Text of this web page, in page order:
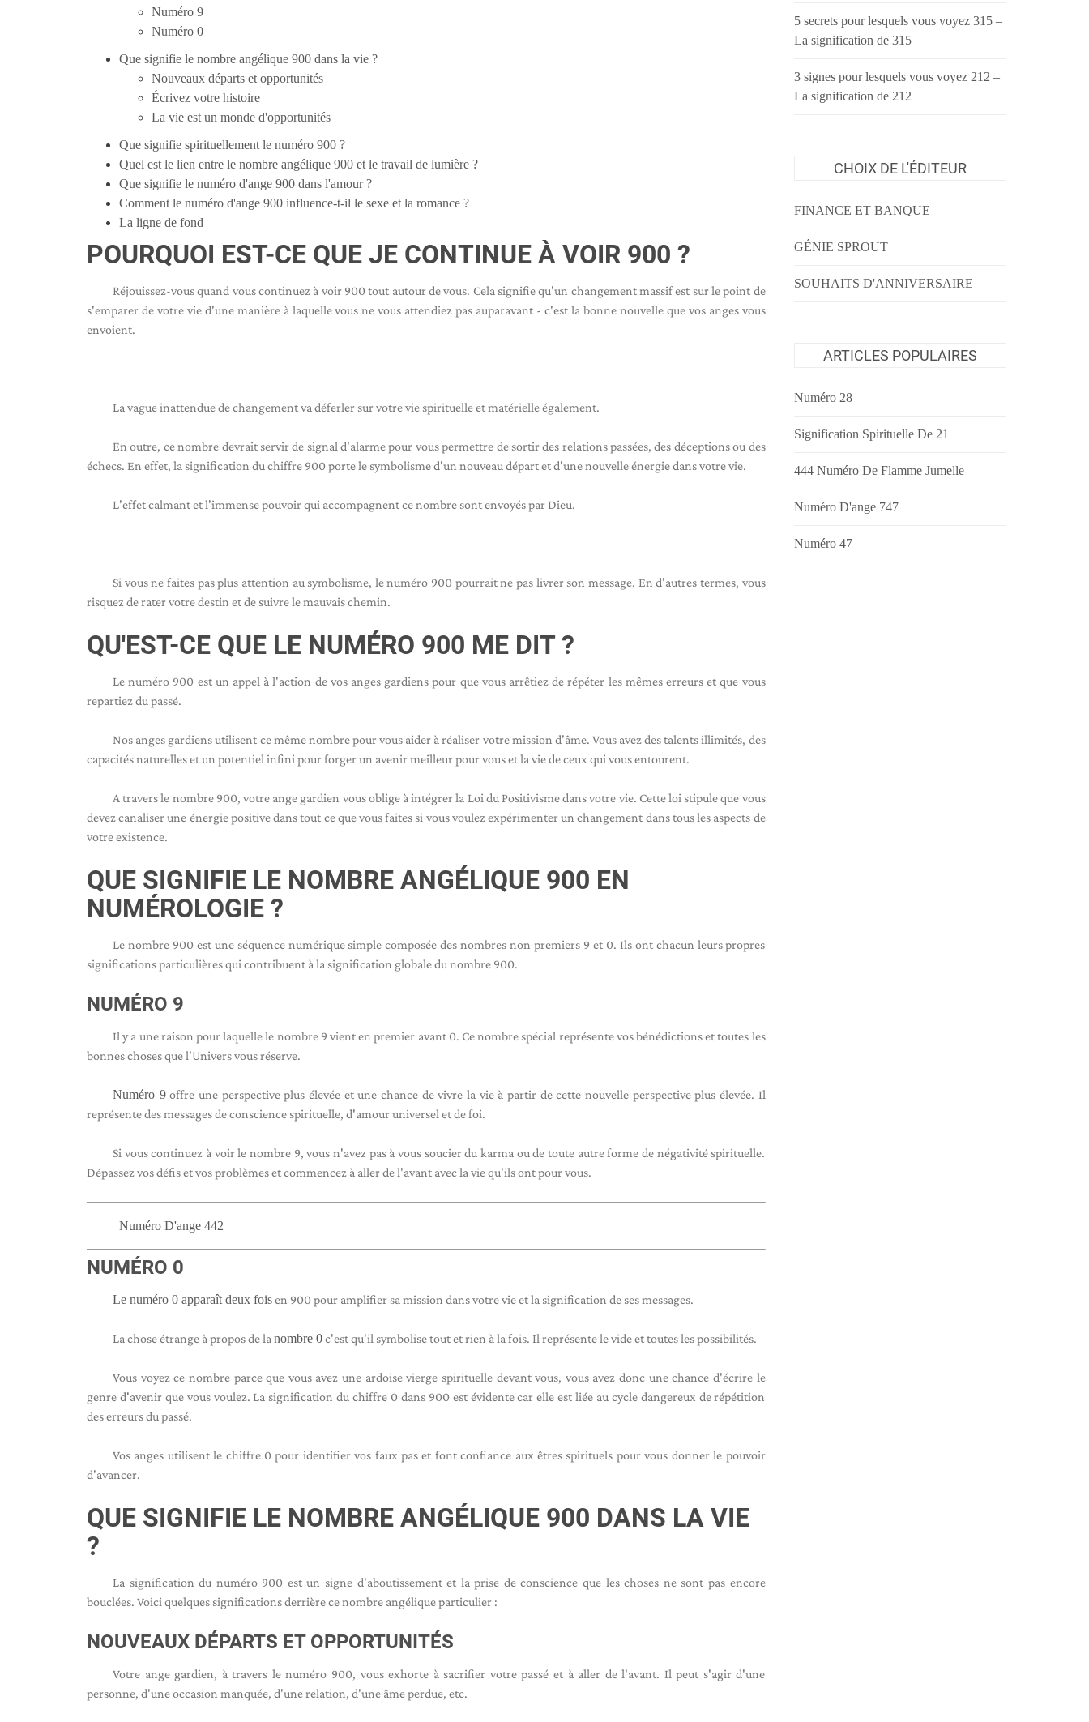
Numéro 9
Numéro 0
Que signifie le nombre angélique 900 dans la vie ?
Nouveaux départs et opportunités
Écrivez votre histoire
La vie est un monde d'opportunités
Que signifie spirituellement le numéro 900 ?
Quel est le lien entre le nombre angélique 900 et le travail de lumière ?
Que signifie le numéro d'ange 900 dans l'amour ?
Comment le numéro d'ange 900 influence-t-il le sexe et la romance ?
La ligne de fond
POURQUOI EST-CE QUE JE CONTINUE À VOIR 900 ?
Réjouissez-vous quand vous continuez à voir 900 tout autour de vous. Cela signifie qu'un changement massif est sur le point de
s'emparer de votre vie d'une manière à laquelle vous ne vous attendiez pas auparavant - c'est la bonne nouvelle que vos anges vous
envoient.
La vague inattendue de changement va déferler sur votre vie spirituelle et matérielle également.
En outre, ce nombre devrait servir de signal d'alarme pour vous permettre de sortir des relations passées, des déceptions ou des
échecs. En effet, la signification du chiffre 900 porte le symbolisme d'un nouveau départ et d'une nouvelle énergie dans votre vie.
L'effet calmant et l'immense pouvoir qui accompagnent ce nombre sont envoyés par Dieu.
Si vous ne faites pas plus attention au symbolisme, le numéro 900 pourrait ne pas livrer son message. En d'autres termes, vous
risquez de rater votre destin et de suivre le mauvais chemin.
QU'EST-CE QUE LE NUMÉRO 900 ME DIT ?
Le numéro 900 est un appel à l'action de vos anges gardiens pour que vous arrêtiez de répéter les mêmes erreurs et que vous
repartiez du passé.
Nos anges gardiens utilisent ce même nombre pour vous aider à réaliser votre mission d'âme. Vous avez des talents illimités, des
capacités naturelles et un potentiel infini pour forger un avenir meilleur pour vous et la vie de ceux qui vous entourent.
A travers le nombre 900, votre ange gardien vous oblige à intégrer la Loi du Positivisme dans votre vie. Cette loi stipule que vous
devez canaliser une énergie positive dans tout ce que vous faites si vous voulez expérimenter un changement dans tous les aspects de
votre existence.
QUE SIGNIFIE LE NOMBRE ANGÉLIQUE 900 EN
NUMÉROLOGIE ?
Le nombre 900 est une séquence numérique simple composée des nombres non premiers 9 et 0. Ils ont chacun leurs propres
significations particulières qui contribuent à la signification globale du nombre 900.
NUMÉRO 9
Il y a une raison pour laquelle le nombre 9 vient en premier avant 0. Ce nombre spécial représente vos bénédictions et toutes les
bonnes choses que l'Univers vous réserve.
Numéro 9offre une perspective plus élevée et une chance de vivre la vie à partir de cette nouvelle perspective plus élevée. Il
représente des messages de conscience spirituelle, d'amour universel et de foi.
Si vous continuez à voir le nombre 9, vous n'avez pas à vous soucier du karma ou de toute autre forme de négativité spirituelle.
Dépassez vos défis et vos problèmes et commencez à aller de l'avant avec la vie qu'ils ont pour vous.
Numéro D'ange 442
NUMÉRO 0
Le numéro 0 apparaît deux foisen 900 pour amplifier sa mission dans votre vie et la signification de ses messages.
La chose étrange à propos de la nombre 0c'est qu'il symbolise tout et rien à la fois. Il représente le vide et toutes les possibilités.
Vous voyez ce nombre parce que vous avez une ardoise vierge spirituelle devant vous, vous avez donc une chance d'écrire le
genre d'avenir que vous voulez. La signification du chiffre 0 dans 900 est évidente car elle est liée au cycle dangereux de répétition
des erreurs du passé.
Vos anges utilisent le chiffre 0 pour identifier vos faux pas et font confiance aux êtres spirituels pour vous donner le pouvoir
d'avancer.
QUE SIGNIFIE LE NOMBRE ANGÉLIQUE 900 DANS LA VIE
?
La signification du numéro 900 est un signe d'aboutissement et la prise de conscience que les choses ne sont pas encore
bouclées. Voici quelques significations derrière ce nombre angélique particulier :
NOUVEAUX DÉPARTS ET OPPORTUNITÉS
Votre ange gardien, à travers le numéro 900, vous exhorte à sacrifier votre passé et à aller de l'avant. Il peut s'agir d'une
personne, d'une occasion manquée, d'une relation, d'une âme perdue, etc.
5 secrets pour lesquels vous voyez 315 –
La signification de 315
3 signes pour lesquels vous voyez 212 –
La signification de 212
CHOIX DE L'ÉDITEUR
FINANCE ET BANQUE
GÉNIE SPROUT
SOUHAITS D'ANNIVERSAIRE
ARTICLES POPULAIRES
Numéro 28
Signification Spirituelle De 21
444 Numéro De Flamme Jumelle
Numéro D'ange 747
Numéro 47